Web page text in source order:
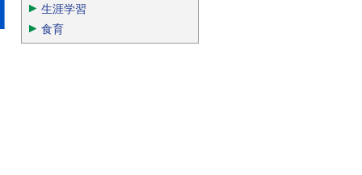
生涯学習
食育